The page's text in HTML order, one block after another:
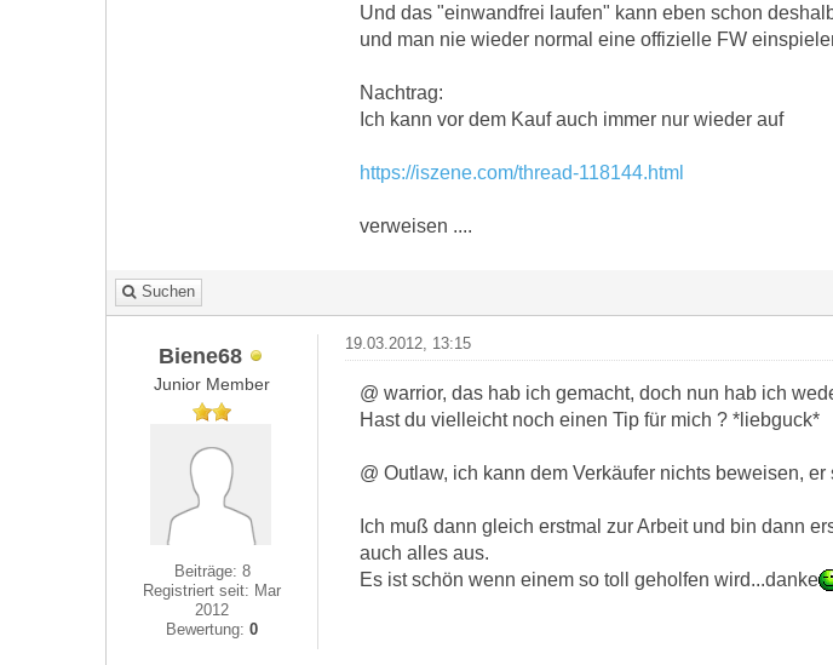
Und das "einwandfrei laufen" kann eben schon
und man nie wieder normal eine offizielle FW
Nachtrag:
Ich kann vor dem Kauf auch immer nur wieder auf
https://iszene.com/thread-118144.html
verweisen ....
Suchen
Biene68
Junior Member
Beiträge: 8
Registriert seit: Mar
2012
Bewertung:0
19.03.2012, 13:15
@ warrior, das hab ich gemacht, doch nun hab ich
Hast du vielleicht noch einen Tip für mich ? *liebguck*
@ Outlaw, ich kann dem Verkäufer nichts beweisen, er
Ich muß dann gleich erstmal zur Arbeit und bin dann
auch alles aus.
Es ist schön wenn einem so toll geholfen wird...danke